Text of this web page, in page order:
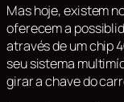
Mas hoje, existem
oferecem a
através de um chip
seu sistema
girar a chave do